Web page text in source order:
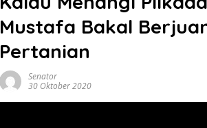
Mustafa Bakal
Pertanian
Senator
30 Oktober 2020